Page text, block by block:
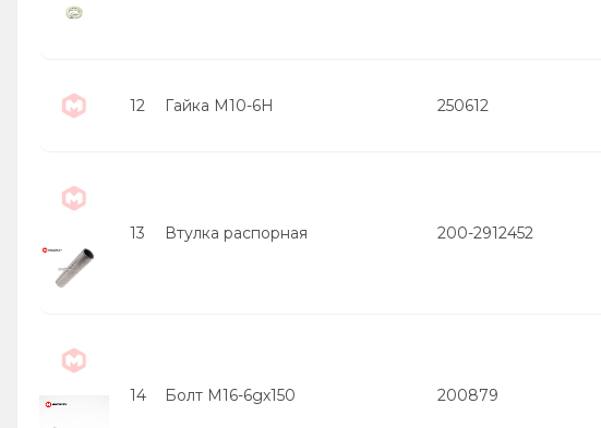
12 Гайка М10-6Н 250612
13 Втулка распорная 200-2912452
14 Болт М16-6gх150 200879